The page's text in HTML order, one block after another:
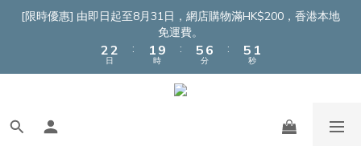
[限時優惠] 由即日起至8月31日，網店購物滿HK$200，香港本地
免運費。
4
2
1
4
2
1
日
:
3
1
0
9
8
時
:
7
6
5
4
8
6
5
分
:
7
5
4
3
1
0
秒